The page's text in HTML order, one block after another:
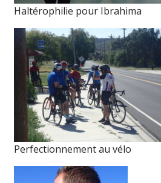
Haltérophilie pour Ibrahima
Perfectionnement au vélo